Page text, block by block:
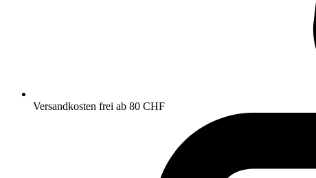
Versandkosten frei ab 80 CHF